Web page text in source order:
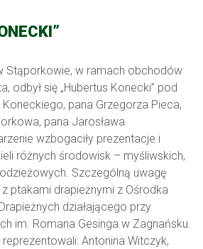
Stąporkowie, w ramach obchodów
odbył się „Hubertus Konecki” pod
pana Grzegorza Pieca,
pana Jarosława
wzbogaciły prezentacje i
różnych środowisk – myśliwskich,
Szczególną uwagę
ptakami drapieżnymi z Ośrodka
działającego przy
im. Romana Gesinga w Zagnańsku.
Antonina Witczyk,